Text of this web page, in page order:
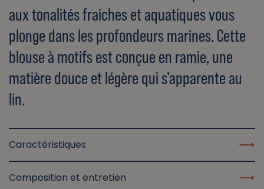
aux tonalités fraiches et aquatiques vous
plonge dans les profondeurs marines. Cette
blouse à motifs est conçue en ramie, une
matière douce et légère qui s'apparente au
lin.
Caractéristiques
Composition et entretien